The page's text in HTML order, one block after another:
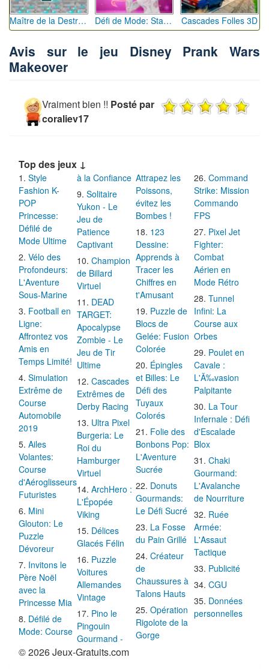
Maître de la Destruction: Fusion de Pioches Défi de Mode: Star du Podium Cascades Folles 3D
Avis sur le jeu Disney Prank Wars
Makeover
Vraiment bien !! Posté par
coraliev17
Top des jeux ↓
Style
Fashion K-
POP
Princesse:
Défilé de
Mode Ultime
Vélo des
Profondeurs:
L'Aventure
Sous-Marine
Football en
Ligne:
Affrontez vos
Amis en
Temps Limité!
Simulation
Extrême de
Course
Automobile
2019
Ailes
Volantes:
Course
d'Aéroglisseurs
Futuristes
Mini
Glouton: Le
Puzzle
Dévoreur
Invitons le
Père Noël
avec la
Princesse Mia
Défilé de
Mode: Course
à la Confiance
Solitaire
Yukon - Le
Jeu de
Patience
Captivant
Champion
de Billard
Virtuel
DEAD
TARGET:
Apocalypse
Zombie - Le
Jeu de Tir
Ultime
Cascades
Extrêmes de
Derby Racing
Ultra Pixel
Burgeria: Le
Roi du
Hamburger
Virtuel
ArchHero :
L'Épopée
Viking
Délices
Glacés Félin
Puzzle
Voitures
Allemandes
Vintage
Pino le
Pingouin
Gourmand -
Attrapez les
Poissons,
évitez les
Bombes !
123
Dessine:
Apprends à
Tracer les
Chiffres en
t'Amusant
Puzzle de
Blocs de
Gelée: Fusion
Colorée
Épingles
et Billes: Le
Défi des
Tuyaux
Colorés
Folie des
Bonbons Pop:
L'Aventure
Sucrée
Donuts
Gourmands:
Le Défi Sucré
La Fosse
du Pain Grillé
Créateur
de
Chaussures à
Talons Hauts
Opération
Rigolote de la
Gorge
Command
Strike: Mission
Commando
FPS
Pixel Jet
Fighter:
Combat
Aérien en
Mode Rétro
Tunnel
Infini: La
Course aux
Orbes
Poulet en
Cavale :
L'Ã‰vasion
Palpitante
La Tour
Infernale : Défi
d'Escalade
Blox
Chaki
Gourmand:
L'Avalanche
de Nourriture
Ruée
Armée:
L'Assaut
Tactique
Publicité
CGU
Données
personnelles
© 2026 Jeux-Gratuits.com